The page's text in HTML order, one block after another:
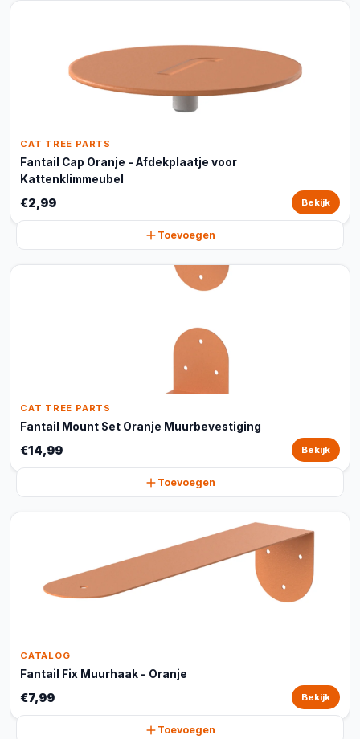
CAT TREE PARTS
Fantail Cap Oranje - Afdekplaatje voor
Kattenklimmeubel
€2,99 Bekijk
Toevoegen
CAT TREE PARTS
Fantail Mount Set Oranje Muurbevestiging
€14,99 Bekijk
Toevoegen
CATALOG
Fantail Fix Muurhaak - Oranje
€7,99 Bekijk
Toevoegen